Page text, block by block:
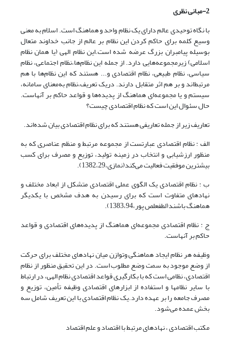
2-مبانی نظری
با نگاه توحیدی عالم دارای یک نظام واحد و هماهنگ است. اسلام به معنی
وسیع کلمه برای حاکم کردن این نظام بر عالم از جانب خداوند متعال
بوسیله پیامبران بزرگ عرضه شده است.این نظام الهی (یا همان نظام
اسلامی) زیرمجموعه‌هایی دارد. از جمله این نظام‌ها،نظام اجتماعی، نظام
سیاسی، نظام طبیعی، نظام اقتصادی و... هستند که این نظام‌ها با هم
مرتبط‌اند و بر هم اثر متقابل دارند. دریک تعریف،نظام به‌معنای سامانه،
سیستم و یا مجموعه‌ای هماهنگ از پدیده‌ها و قواعد حاکم بر آنهاست.
حال سئوال این است که نظام اقتصادی چیست؟
تعاریف زیر از جمله تعاریفی هستند که برای نظام اقتصادی بیان شده‌اند.
الف : نظام اقتصادی عبارتست از مجموعه مرتبط و منظم عناصری که به
منظور ارزشیابی و انتخاب در زمینه تولید، توزیع و مصرف برای کسب
بیشترین موفقیت فعالیت می‌کند(نمازی،1382،29).
ب : نظام اقتصادی یک الگوی عملی اقتصادی متشکل از ابعاد مختلف و
نهادهای متفاوت است که برای رسیدن به هدف مشخص با یکدیگر
هماهنگ باشند(لطفعلص پور،1383،94).
ج : نظام اقتصادی مجموعه‌ای هماهنگ از پدیده‌های اقتصادی و قواعد
حاکم بر آنهاست.
وظیفه هر نظام ایجاد هماهنگی وتوازن میان نهادهای مختلف برای حرکت
از وضع موجود به سمت وضع مطلوب است. در این تحقیق منظور از نظام
اقتصادی، نظامی است که با بکارگیری قواعد اقتصادی نظام الهی، در ارتباط
با سایر نظامها و استفاده از ابزارهای اقتصادی وظیفه تأمین، توزیع و
مصرف جامعه را بر عهده دارد.یک نظام اقتصادی با این تعریف شامل سه
بخش عمده می‌شود.
مکتب اقتصادی ، نهادهای مرتبط با اقتصاد و علم اقتصاد